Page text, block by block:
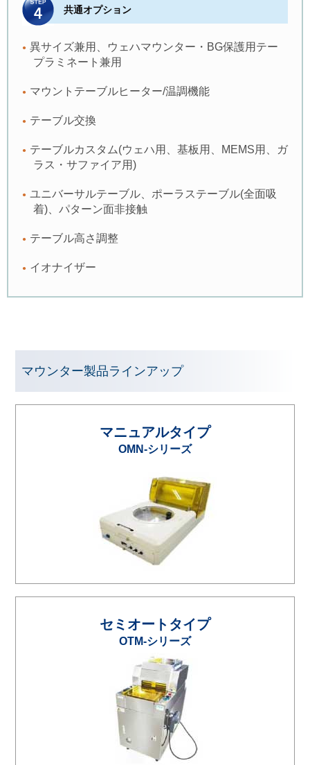
共通オプション
異サイズ兼用、ウェハマウンター・BG保護用テー
プラミネート兼用
マウントテーブルヒーター/温調機能
テーブル交換
テーブルカスタム(ウェハ用、基板用、MEMS用、ガ
ラス・サファイア用)
ユニバーサルテーブル、ポーラステーブル(全面吸
着)、パターン面非接触
テーブル高さ調整
イオナイザー
マウンター製品ラインアップ
マニュアルタイプ
OMN-シリーズ
セミオートタイプ
OTM-シリーズ